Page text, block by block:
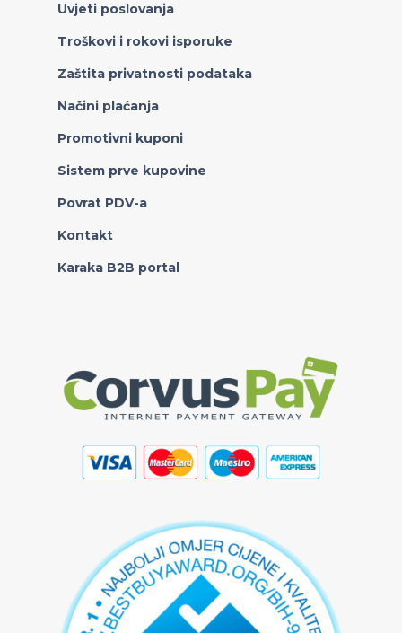
Uvjeti poslovanja
Troškovi i rokovi isporuke
Zaštita privatnosti podataka
Načini plaćanja
Promotivni kuponi
Sistem prve kupovine
Povrat PDV-a
Kontakt
Karaka B2B portal